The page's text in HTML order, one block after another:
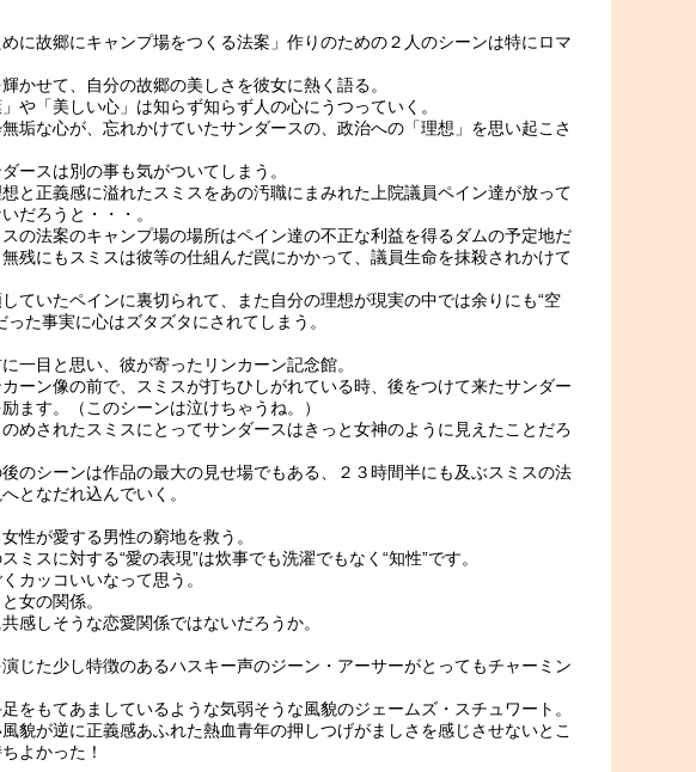
めに故郷にキャンプ場をつくる法案」作りのための２人のシーンは特にロマ
かせて、自分の故郷の美しさを彼女に熱く語る。
」や「美しい心」は知らず知らず人の心にうつっていく。
垢な心が、忘れかけていたサンダースの、政治への「理想」を思い起こさ
ースは別の事も気がついてしまう。
と正義感に溢れたスミスをあの汚職にまみれた上院議員ペイン達が放って
だろうと・・・。
の法案のキャンプ場の場所はペイン達の不正な利益を得るダムの予定地だ
残にもスミスは彼等の仕組んだ罠にかかって、議員生命を抹殺されかけて
ていたペインに裏切られて、また自分の理想が現実の中では余りにも“空
った事実に心はズタズタにされてしまう。
一目と思い、彼が寄ったリンカーン記念館。
ーン像の前で、スミスが打ちひしがれている時、後をつけて来たサンダー
ます。（このシーンは泣けちゃうね。）
めされたスミスにとってサンダースはきっと女神のように見えたことだろ
のシーンは作品の最大の見せ場でもある、２３時間半にも及ぶスミスの法
となだれ込んでいく。
性が愛する男性の窮地を救う。
ミスに対する“愛の表現”は炊事でも洗濯でもなく“知性”です。
カッコいいなって思う。
女の関係。
感しそうな恋愛関係ではないだろうか。
じた少し特徴のあるハスキー声のジーン・アーサーがとってもチャーミン
をもてあましているような気弱そうな風貌のジェームズ・スチュワート。
貌が逆に正義感あふれた熱血青年の押しつげがましさを感じさせないとこ
よかった！